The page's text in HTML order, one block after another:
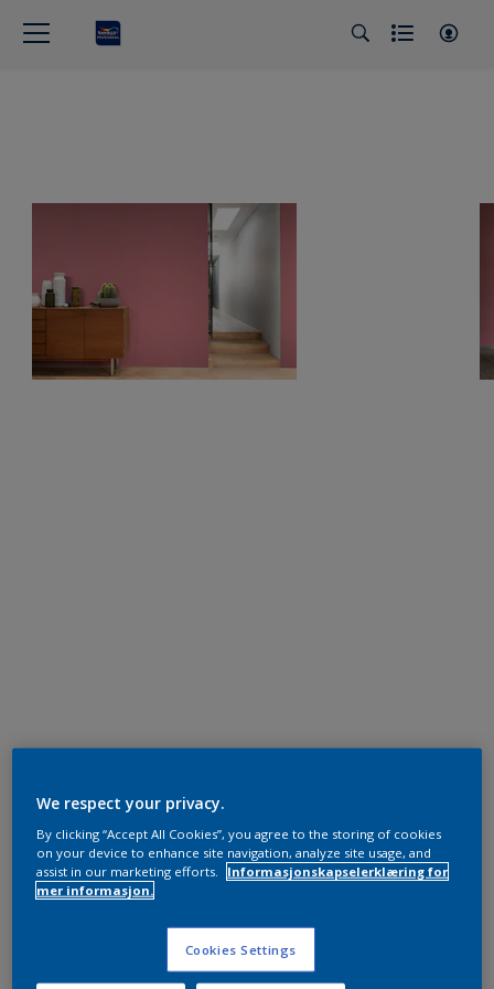
We respect your privacy.
By clicking “Accept All Cookies”, you agree to the storing of cookies
on your device to enhance site navigation, analyze site usage, and
assist in our marketing efforts.
Informasjonskapselerklæring for
mer informasjon.
Cookies Settings